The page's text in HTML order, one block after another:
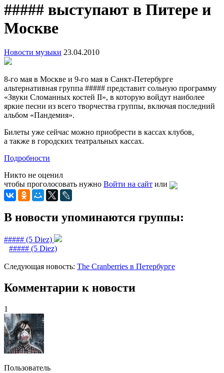
##### выступают в Питере и
Москве
Новости музыки 23.04.2010
8-го мая в Москве и 9-го мая в Санкт-Петербурге
альтернативная группа ##### представит сольную программу
«Звуки Сломанных костей II», в которую войдут наиболее
яркие песни из всего творчества группы, включая последний
альбом «Пандемия».
Билеты уже сейчас можно приобрести в кассах клубов,
а также в городских театральных кассах.
Подробности
Никто не оценил
чтобы проголосовать нужно Войти на сайт или
В новости упоминаются группы:
##### (5 Diez)
##### (5 Diez)
Следующая новость: The Cranberries в Петербурге
Комментарии к новости
1
Пользователь